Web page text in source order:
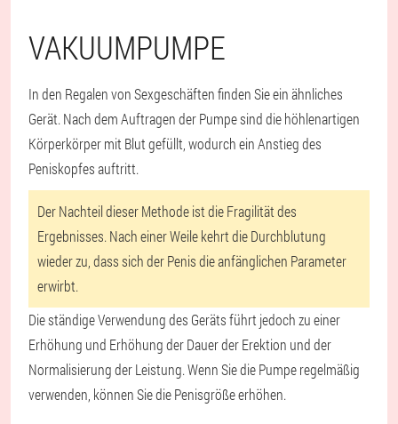
VAKUUMPUMPE
In den Regalen von Sexgeschäften finden Sie ein ähnliches
Gerät. Nach dem Auftragen der Pumpe sind die höhlenartigen
Körperkörper mit Blut gefüllt, wodurch ein Anstieg des
Peniskopfes auftritt.
Der Nachteil dieser Methode ist die Fragilität des
Ergebnisses. Nach einer Weile kehrt die Durchblutung
wieder zu, dass sich der Penis die anfänglichen Parameter
erwirbt.
Die ständige Verwendung des Geräts führt jedoch zu einer
Erhöhung und Erhöhung der Dauer der Erektion und der
Normalisierung der Leistung. Wenn Sie die Pumpe regelmäßig
verwenden, können Sie die Penisgröße erhöhen.